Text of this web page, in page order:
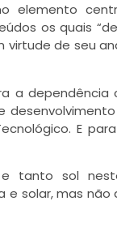
elemento
os quais
virtude de seu
a
E
sol
e solar, mas